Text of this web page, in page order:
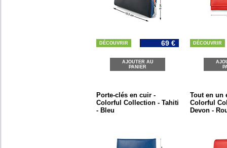
DÉCOUVRIR 69 €
AJOUTER AU
PANIER
DÉCOUVRIR
Porte-clés en cuir -
Colorful Collection - Tahiti
- Bleu
Tout en un
Colorful
Devon -